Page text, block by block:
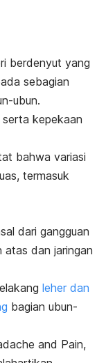
berdenyut yang
sebagian
ubun.
serta kepekaan
bahwa variasi
termasuk
dari gangguan
atas dan jaringan
leher dan
bagian ubun-
and Pain,